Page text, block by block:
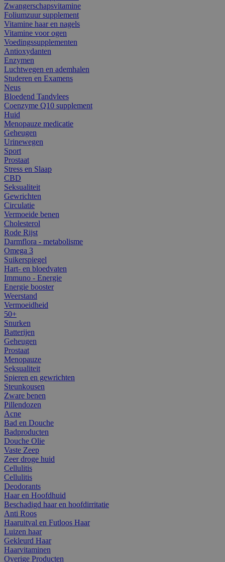
Zwangerschapsvitamine
Foliumzuur supplement
Vitamine haar en nagels
Vitamine voor ogen
Voedingssupplementen
Antioxydanten
Enzymen
Luchtwegen en ademhalen
Studeren en Examens
Neus
Bloedend Tandvlees
Coenzyme Q10 supplement
Huid
Menopauze medicatie
Geheugen
Urinewegen
Sport
Prostaat
Stress en Slaap
CBD
Seksualiteit
Gewrichten
Circulatie
Vermoeide benen
Cholesterol
Rode Rijst
Darmflora - metabolisme
Omega 3
Suikerspiegel
Hart- en bloedvaten
Immuno - Energie
Energie booster
Weerstand
Vermoeidheid
50+
Snurken
Batterijen
Geheugen
Prostaat
Menopauze
Seksualiteit
Spieren en gewrichten
Steunkousen
Zware benen
Pillendozen
Acne
Bad en Douche
Badproducten
Douche Olie
Vaste Zeep
Zeer droge huid
Cellulitis
Cellulitis
Deodorants
Haar en Hoofdhuid
Beschadigd haar en hoofdirritatie
Anti Roos
Haaruitval en Futloos Haar
Luizen haar
Gekleurd Haar
Haarvitaminen
Overige Producten